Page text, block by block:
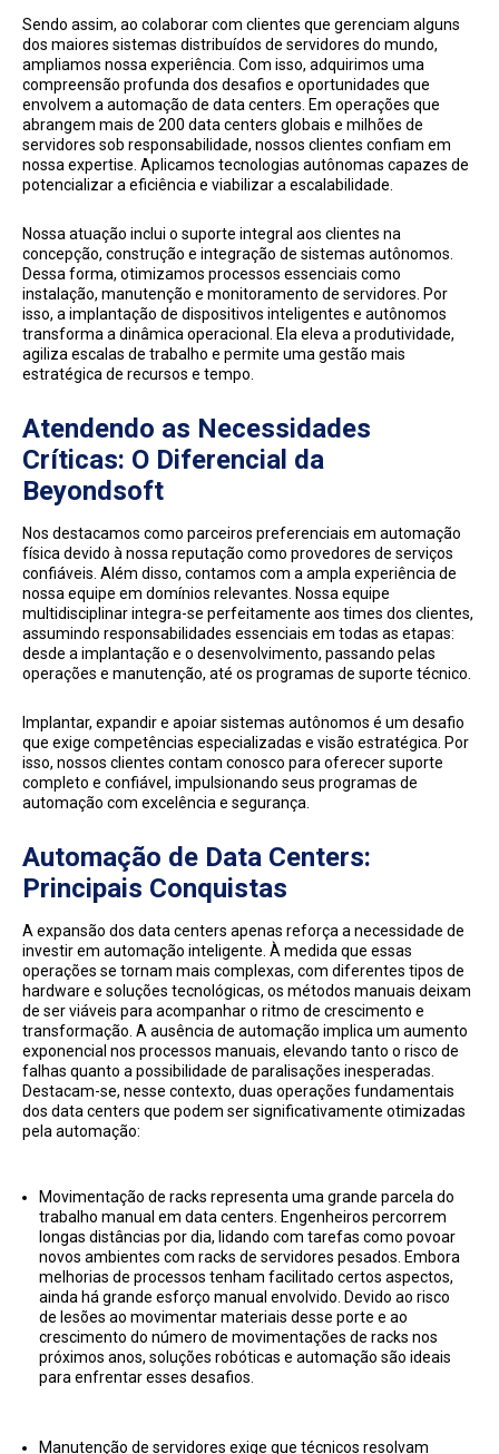
Sendo assim, ao colaborar com clientes que gerenciam alguns
dos maiores sistemas distribuídos de servidores do mundo,
ampliamos nossa experiência. Com isso, adquirimos uma
compreensão profunda dos desafios e oportunidades que
envolvem a automação de data centers. Em operações que
abrangem mais de 200 data centers globais e milhões de
servidores sob responsabilidade, nossos clientes confiam em
nossa expertise. Aplicamos tecnologias autônomas capazes de
potencializar a eficiência e viabilizar a escalabilidade.
Nossa atuação inclui o suporte integral aos clientes na
concepção, construção e integração de sistemas autônomos.
Dessa forma, otimizamos processos essenciais como
instalação, manutenção e monitoramento de servidores. Por
isso, a implantação de dispositivos inteligentes e autônomos
transforma a dinâmica operacional. Ela eleva a produtividade,
agiliza escalas de trabalho e permite uma gestão mais
estratégica de recursos e tempo.
Atendendo as Necessidades
Críticas: O Diferencial da
Beyondsoft
Nos destacamos como parceiros preferenciais em automação
física devido à nossa reputação como provedores de serviços
confiáveis. Além disso, contamos com a ampla experiência de
nossa equipe em domínios relevantes. Nossa equipe
multidisciplinar integra-se perfeitamente aos times dos clientes,
assumindo responsabilidades essenciais em todas as etapas:
desde a implantação e o desenvolvimento, passando pelas
operações e manutenção, até os programas de suporte técnico.
Implantar, expandir e apoiar sistemas autônomos é um desafio
que exige competências especializadas e visão estratégica. Por
isso, nossos clientes contam conosco para oferecer suporte
completo e confiável, impulsionando seus programas de
automação com excelência e segurança.
Automação de Data Centers:
Principais Conquistas
A expansão dos data centers apenas reforça a necessidade de
investir em automação inteligente. À medida que essas
operações se tornam mais complexas, com diferentes tipos de
hardware e soluções tecnológicas, os métodos manuais deixam
de ser viáveis para acompanhar o ritmo de crescimento e
transformação. A ausência de automação implica um aumento
exponencial nos processos manuais, elevando tanto o risco de
falhas quanto a possibilidade de paralisações inesperadas.
Destacam-se, nesse contexto, duas operações fundamentais
dos data centers que podem ser significativamente otimizadas
pela automação:
Movimentação de racks representa uma grande parcela do
trabalho manual em data centers. Engenheiros percorrem
longas distâncias por dia, lidando com tarefas como povoar
novos ambientes com racks de servidores pesados. Embora
melhorias de processos tenham facilitado certos aspectos,
ainda há grande esforço manual envolvido. Devido ao risco
de lesões ao movimentar materiais desse porte e ao
crescimento do número de movimentações de racks nos
próximos anos, soluções robóticas e automação são ideais
para enfrentar esses desafios.
Manutenção de servidores exige que técnicos resolvam